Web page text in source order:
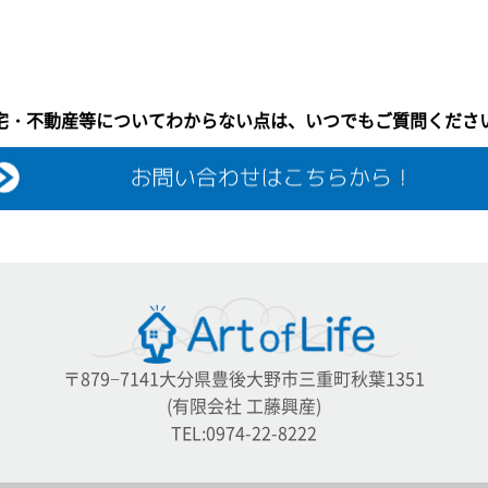
・不動産等についてわからない点は、いつでもご質問くださ
〒879−7141大分県豊後大野市三重町秋葉1351
(有限会社 工藤興産)
TEL:0974-22-8222